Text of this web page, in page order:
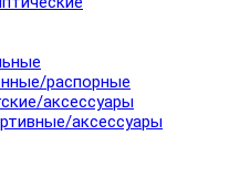
распорные
аксессуары
аксессуары